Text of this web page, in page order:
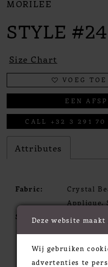
MORILEE
STYLE
Size Chart
VOEG
EEN
CALL +32 3 291
Attributes
Fabric:
Crystal
Applique,
Silhouette:
Ball Gown
Deze website
Wij gebruiken
advertenties te